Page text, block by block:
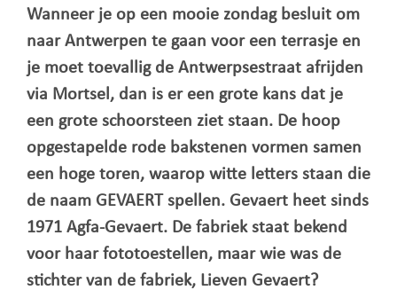
Wanneer je op een mooie zondag besluit om
naar Antwerpen te gaan voor een terrasje en
je moet toevallig de Antwerpsestraat afrijden
via Mortsel, dan is er een grote kans dat je
een grote schoorsteen ziet staan. De hoop
opgestapelde rode bakstenen vormen samen
een hoge toren, waarop witte letters staan die
de naam GEVAERT spellen. Gevaert heet sinds
1971 Agfa-Gevaert. De fabriek staat bekend
voor haar fototoestellen, maar wie was de
stichter van de fabriek, Lieven Gevaert?